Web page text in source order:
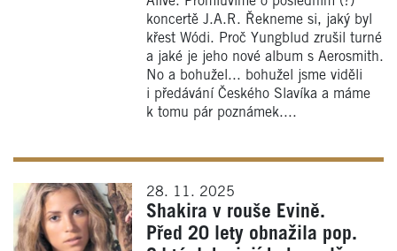
koncertě J.A.R. Řekneme si, jaký byl
křest Wódi. Proč Yungblud zrušil turné
a jaké je jeho nové album s Aerosmith.
No a bohužel... bohužel jsme viděli
i předávání Českého Slavíka a máme
k tomu pár poznámek....
28. 11. 2025
Shakira v rouše Evině.
Před 20 lety obnažila pop.